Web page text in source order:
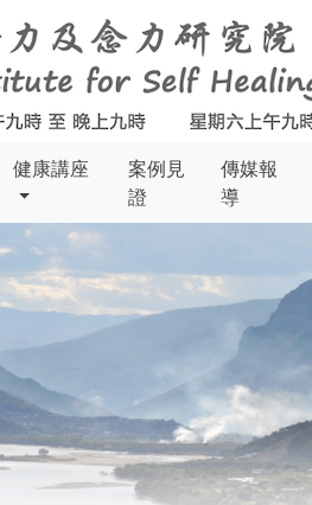
健康講座
案例見
證
傳媒報
導